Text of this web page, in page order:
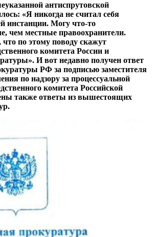
антиспрутовской
«Я никогда не считал себя
инстанции. Могу что-то
чем местные правоохранители.
по этому поводу скажут
комитета России и
И вот недавно получен ответ
РФ за подписью заместителя
по надзору за процессуальной
комитета Российской
также ответы из вышестоящих